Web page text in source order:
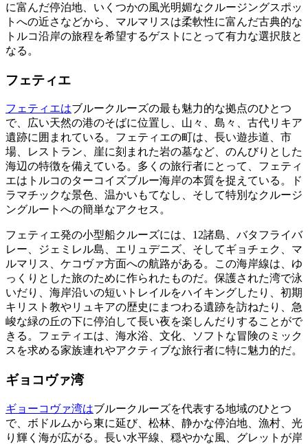
に富んだ停泊地、いくつかの風光明媚なクルージングスポッ
トへの近さなどから、マルマリスは柔軟性に富んだ古典的な
トルコ沿岸の旅程を希望するゲストにとって有力な選択肢と
なる。
フェティエ
フェティエはブルークルーズの最も魅力的な拠点のひとつ
で、広い天然の港のそばに位置し、山々、島々、古代リキア
遺跡に囲まれている。フェティエの町は、長い遊歩道、市
場、レストラン、崖に刻まれた岩の墓など、のんびりとした
海辺の特徴を備えている。多くの旅行者にとって、フェティ
エはトルコのターコイズブルー海岸の本質を捉えている。ド
ラマチックな景色、温かいもてなし、そして特別なクルージ
ングルートへの簡単なアクセス。
フェティエ発の小型船クルーズには、12諸島、バタフライバ
レー、ジェミレル島、エリュデニズ、そしてギョチェク、マ
ルマリス、ケコヴァ方面への航路がある。この海岸線は、ゆ
っくりとした旅のために作られたものだ。保護された湾で泳
いだり、海岸沿いの短いトレイルをハイキングしたり、初期
キリスト教やリュキアの歴史にまつわる遺跡を訪ねたり、急
峻な緑の丘の下に停泊して長い夜を楽しんだりすることがで
きる。フェティエは、海水浴、文化、ソフトな冒険のミック
スを求める家族連れやアクティブな旅行者に特に魅力的だ。
ギョコヴァ湾
ギョーコヴァ湾はブルークルーズを代表する地域のひとつ
で、ボドルムから東に延び、松林、静かな停泊地、漁村、光
り輝く海が広がる。長い水平線、穏やかな風、グレットが岸